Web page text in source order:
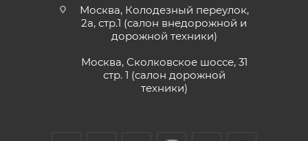
Отзыв Яндекс.Карты
9 июня
Москва, Колодезный переулок,
2а, стр.1 (салон внедорожной и
дорожной техники)
Москва, Сколковское шоссе, 31
стр. 1 (салон дорожной
техники)